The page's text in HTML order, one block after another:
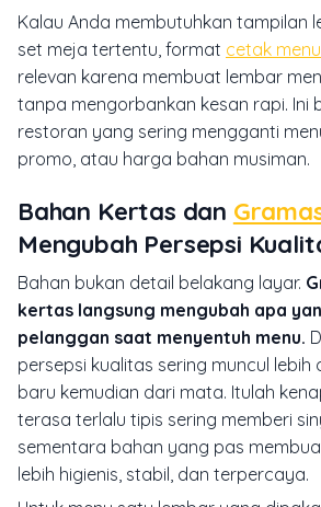
Kalau Anda membutuhkan tampilan
set meja tertentu, format cetak
relevan karena membuat lembar
tanpa mengorbankan kesan rapi. Ini
restoran yang sering mengganti
promo, atau harga bahan musiman.
Bahan Kertas dan
Mengubah Persepsi
Bahan bukan detail belakang layar.
kertas langsung mengubah apa
pelanggan saat menyentuh menu.
persepsi kualitas sering muncul lebih
baru kemudian dari mata. Itulah
terasa terlalu tipis sering memberi
sementara bahan yang pas
lebih higienis, stabil, dan terpercaya.